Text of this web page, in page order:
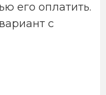
его оплатить.
с